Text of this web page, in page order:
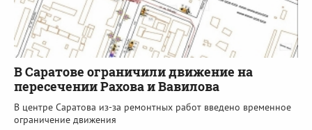
В Саратове ограничили движение на
пересечении Рахова и Вавилова
В центре Саратова из-за ремонтных работ введено временное
ограничение движения